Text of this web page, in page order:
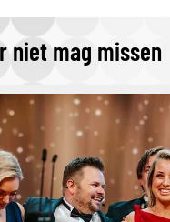
niet mag missen